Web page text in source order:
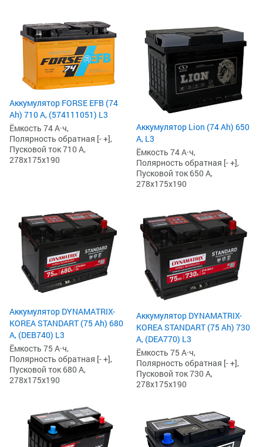
Аккумулятор FORSE EFB (74
Ah) 710 А, (574111051) L3
Ёмкость 74 А·ч,
Полярность обратная [- +],
Пусковой ток 710 А,
278x175x190
Аккумулятор Lion (74 Ah) 650
А, L3
Ёмкость 74 А·ч,
Полярность обратная [- +],
Пусковой ток 650 А,
278x175x190
Аккумулятор DYNAMATRIX-
KOREA STANDART (75 Ah) 680
А, (DEB740) L3
Ёмкость 75 А·ч,
Полярность обратная [- +],
Пусковой ток 680 А,
278x175x190
Аккумулятор DYNAMATRIX-
KOREA STANDART (75 Ah) 730
А, (DEA770) L3
Ёмкость 75 А·ч,
Полярность обратная [- +],
Пусковой ток 730 А,
278x175x190